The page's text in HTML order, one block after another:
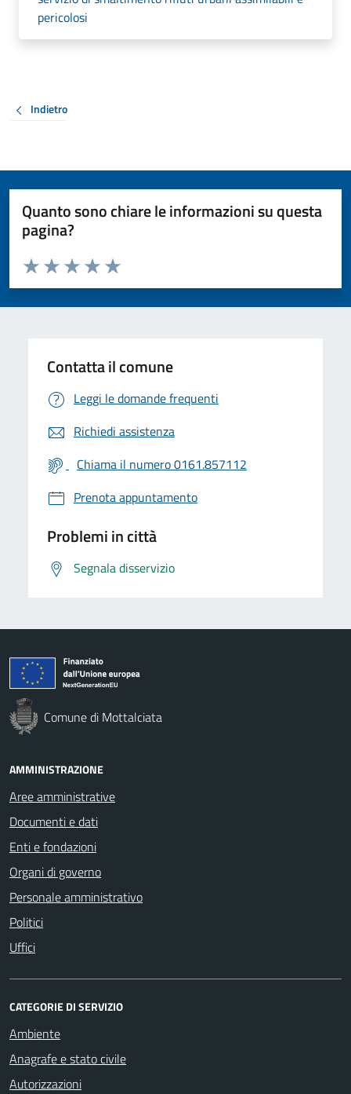
pericolosi
Indietro
Quanto sono chiare le informazioni su questa
pagina?
Valuta da 1 a 5 stelle la pagina
Valuta 5 stelle su 5
Valuta 4 stelle su 5
Valuta 3 stelle su 5
Valuta 2 stelle su 5
Valuta 1 stelle su 5
Contatta il comune
Leggi le domande frequenti
Richiedi assistenza
Chiama il numero 0161.857112
Prenota appuntamento
Problemi in città
Segnala disservizio
Comune di Mottalciata
AMMINISTRAZIONE
Aree amministrative
Documenti e dati
Enti e fondazioni
Organi di governo
Personale amministrativo
Politici
Uffici
CATEGORIE DI SERVIZIO
Ambiente
Anagrafe e stato civile
Autorizzazioni